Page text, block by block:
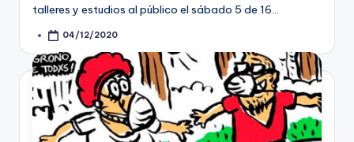
talleres y estudios al público el sábado 5 de 16…
Posted04/12/2020